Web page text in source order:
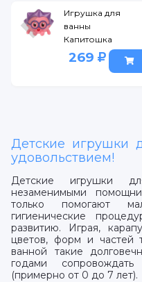
Игрушка для
ванны
Капитошка
Малышарики
Ежик
269
Детские игрушки
удовольствием!
Детские игрушки
незаменимыми
только помогают
гигиенические
развитию. Играя,
цветов, форм и частей
ванной такие
годами
(примерно от 0 до 7 лет).